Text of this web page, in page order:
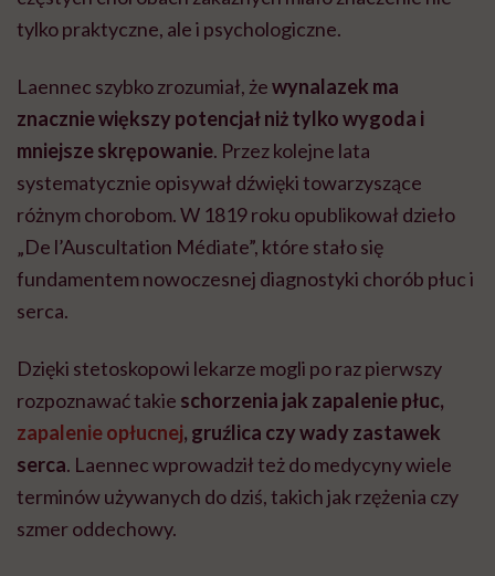
tylko praktyczne, ale i psychologiczne.
Laennec szybko zrozumiał, żewynalazek ma
znacznie większy potencjał niż tylko wygoda i
mniejsze skrępowanie. Przez kolejne lata
systematycznie opisywał dźwięki towarzyszące
różnym chorobom. W 1819 roku opublikował dzieło
„De l’Auscultation Médiate”, które stało się
fundamentem nowoczesnej diagnostyki chorób płuc i
serca.
Dzięki stetoskopowi lekarze mogli po raz pierwszy
rozpoznawać takie schorzenia jak zapalenie płuc,
zapalenie opłucnej, gruźlica czy wady zastawek
serca. Laennec wprowadził też do medycyny wiele
terminów używanych do dziś, takich jak rzężenia czy
szmer oddechowy.